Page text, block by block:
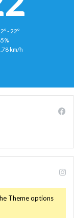
- 22º
km/h
Theme options